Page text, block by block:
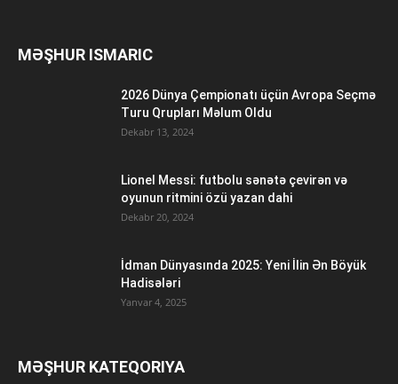
MƏŞHUR ISMARIC
2026 Dünya Çempionatı üçün Avropa Seçmə
Turu Qrupları Məlum Oldu
Dekabr 13, 2024
Lionel Messi: futbolu sənətə çevirən və
oyunun ritmini özü yazan dahi
Dekabr 20, 2024
İdman Dünyasında 2025: Yeni İlin Ən Böyük
Hadisələri
Yanvar 4, 2025
MƏŞHUR KATEQORIYA